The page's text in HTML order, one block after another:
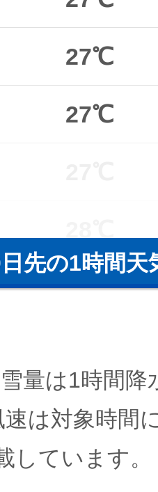
27℃
27℃
先の1時間天
量は1時間降
は対象時間
しています。